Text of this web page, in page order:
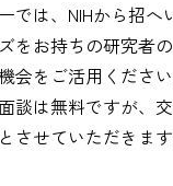
では、NIHから招
をお持ちの研究者
会をご活用ください
は無料ですが、
させていただきま